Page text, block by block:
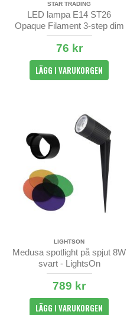
STAR TRADING
LED lampa E14 ST26
Opaque Filament 3-step dim
76 kr
LÄGG I VARUKORGEN
LIGHTSON
Medusa spotlight på spjut 8W
svart - LightsOn
789 kr
LÄGG I VARUKORGEN